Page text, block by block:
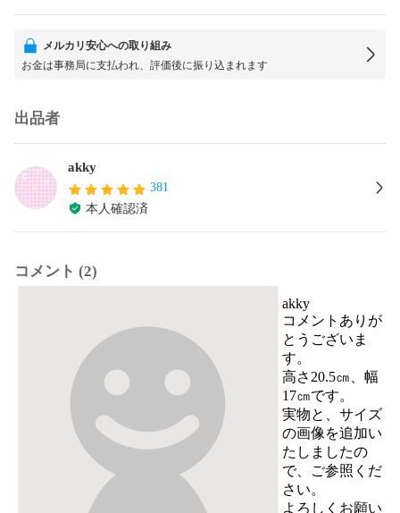
メルカリ安心への取り組み
お金は事務局に支払われ、評価後に振り込まれます
出品者
akky
381
本人確認済
コメント (2)
akky
コメントありが
とうございま
す。
高さ20.5㎝、幅
17㎝です。
実物と、サイズ
の画像を追加い
たしましたの
で、ご参照くだ
さい。
よろしくお願い